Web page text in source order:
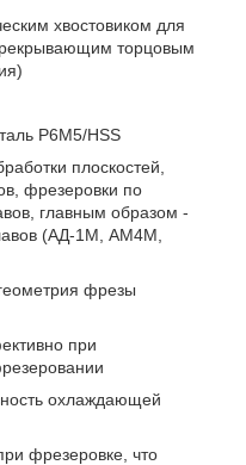
хвостовиком для
торцовым
Р6М5/HSS
плоскостей,
фрезеровки по
главным образом -
(АД-1М, АМ4М,
фрезы
при
охлаждающей
фрезеровке, что